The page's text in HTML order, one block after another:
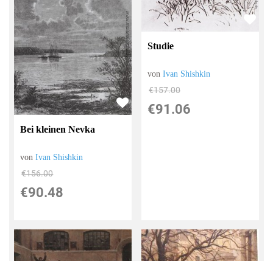
Bei kleinen Nevka
vonIvan Shishkin
€156.00
€90.48
Studie
vonIvan Shishkin
€157.00
€91.06